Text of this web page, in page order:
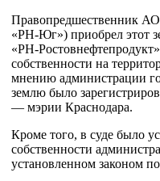
Правопредшественник
«РН-Юг») приобрел этот
«РН-
собственности на
мнению администрации
землю было
— мэрии Краснодара.
Кроме того, в суде было
собственности
установленном законом